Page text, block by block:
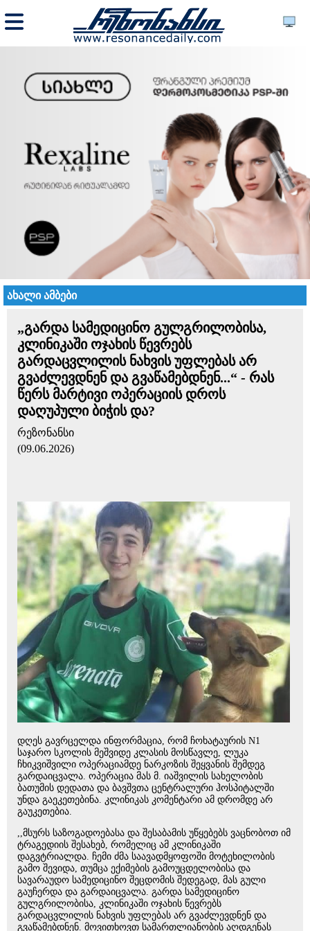
ახალი ამბები
„გარდა სამედიცინო გულგრილობისა,
კლინიკაში ოჯახის წევრებს
გარდაცვლილის ნახვის უფლებას არ
გვაძლევდნენ და გვაწამებდნენ...“ - რას
წერს მარტივი ოპერაციის დროს
დაღუპული ბიჭის და?
რეზონანსი
(09.06.2026)
დღეს გავრცელდა ინფორმაცია, რომ ჩოხატაურის N1
საჯარო სკოლის მეშვიდე კლასის მოსწავლე, ლუკა
ჩხიკვიშვილი ოპერაციამდე ნარკოზის შეყვანის შემდეგ
გარდაიცვალა. ოპერაცია მას მ. იაშვილის სახელობის
ბათუმის დედათა და ბავშვთა ცენტრალური ჰოსპიტალში
უნდა გაეკეთებინა. კლინიკას კომენტარი ამ დრომდე არ
გაუკეთებია.
,,მსურს საზოგადოებასა და შესაბამის უწყებებს ვაცნობოთ იმ
ტრაგედიის შესახებ, რომელიც ამ კლინიკაში
დაგვტრიალდა. ჩემი ძმა საავადმყოფოში მოტეხილობის
გამო შევიდა, თუმცა ექიმების გამოუცდელობისა და
სავარაუდო სამედიცინო შეცდომის შედეგად, მას გული
გაუჩერდა და გარდაიცვალა. გარდა სამედიცინო
გულგრილობისა, კლინიკაში ოჯახის წევრებს
გარდაცვლილის ნახვის უფლებას არ გვაძლევდნენ და
გვაწამებდნენ. მოვითხოვთ სამართლიანობის აღდგენას